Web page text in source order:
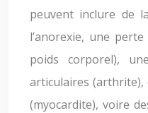
peuvent inclure de
l’anorexie, une
poids corporel),
articulaires (arthrite),
(myocardite), voire